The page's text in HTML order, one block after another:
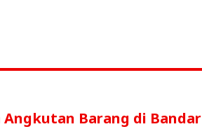
Angkutan Barang di Bandar